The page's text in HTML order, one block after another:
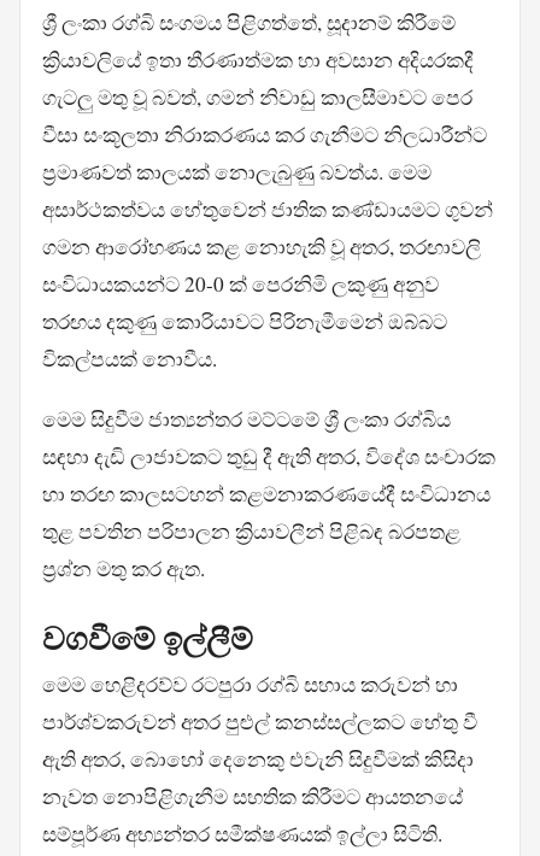
ශ්‍රී ලංකා රග්බි සංගමය පිළිගත්තේ, සූදානම් කිරීමේ
ක්‍රියාවලියේ ඉතා තීරණාත්මක හා අවසාන අදියරකදී
ගැටලු මතු වූ බවත්, ගමන් නිවාඩු කාලසීමාවට පෙර
වීසා සංකූලතා නිරාකරණය කර ගැනීමට නිලධාරීන්ට
ප්‍රමාණවත් කාලයක් නොලැබුණු බවත්ය. මෙම
අසාර්ථකත්වය හේතුවෙන් ජාතික කණ්ඩායමට ගුවන්
ගමන ආරෝහණය කළ නොහැකි වූ අතර, තරඟාවලි
සංවිධායකයන්ට 20-0 ක් පෙරනිමි ලකුණු අනුව
තරඟය දකුණු කොරියාවට පිරිනැමීමෙන් ඔබ්බට
විකල්පයක් නොවීය.
මෙම සිදුවීම ජාත්‍යන්තර මට්ටමේ ශ්‍රී ලංකා රග්බිය
සඳහා දැඩි ලාජාවකට තුඩු දී ඇති අතර, විදේශ සංචාරක
හා තරඟ කාලසටහන් කළමනාකරණයේදී සංවිධානය
තුළ පවතින පරිපාලන ක්‍රියාවලීන් පිළිබඳ බරපතළ
ප්‍රශ්න මතු කර ඇත.
වගවීමේ ඉල්ලීම්
මෙම හෙළිදරව්ව රටපුරා රග්බි සහාය කරුවන් හා
පාර්ශ්වකරුවන් අතර පුළුල් කනස්සල්ලකට හේතු වී
ඇති අතර, බොහෝ දෙනෙකු එවැනි සිදුවීමක් කිසිදා
නැවත නොපිළිගැනීම සහතික කිරීමට ආයතනයේ
සම්පූර්ණ අභ්‍යන්තර සමීක්ෂණයක් ඉල්ලා සිටිති.